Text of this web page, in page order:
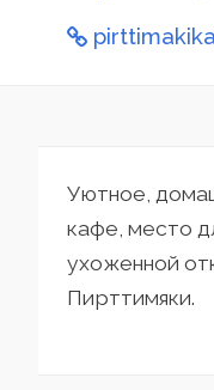
Уютное,
кафе, место
ухоженной
Пирттимяки.